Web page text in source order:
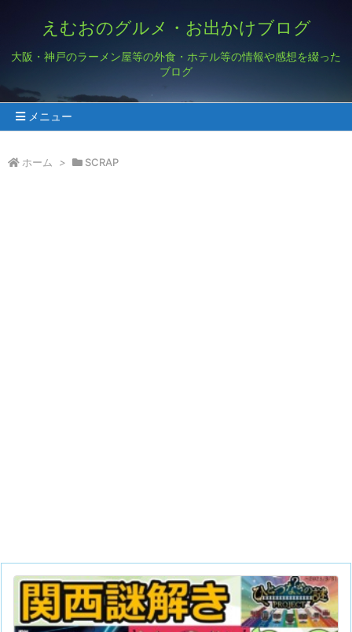
えむおのグルメ・お出かけブログ
大阪・神戸のラーメン屋等の外食・ホテル等の情報や感想を綴った
ブログ
メニュー
ホーム > SCRAP